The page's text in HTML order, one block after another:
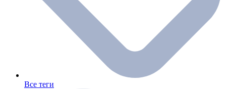
Все теги